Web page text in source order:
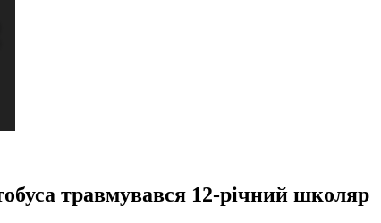
травмувався 12-річний школяр